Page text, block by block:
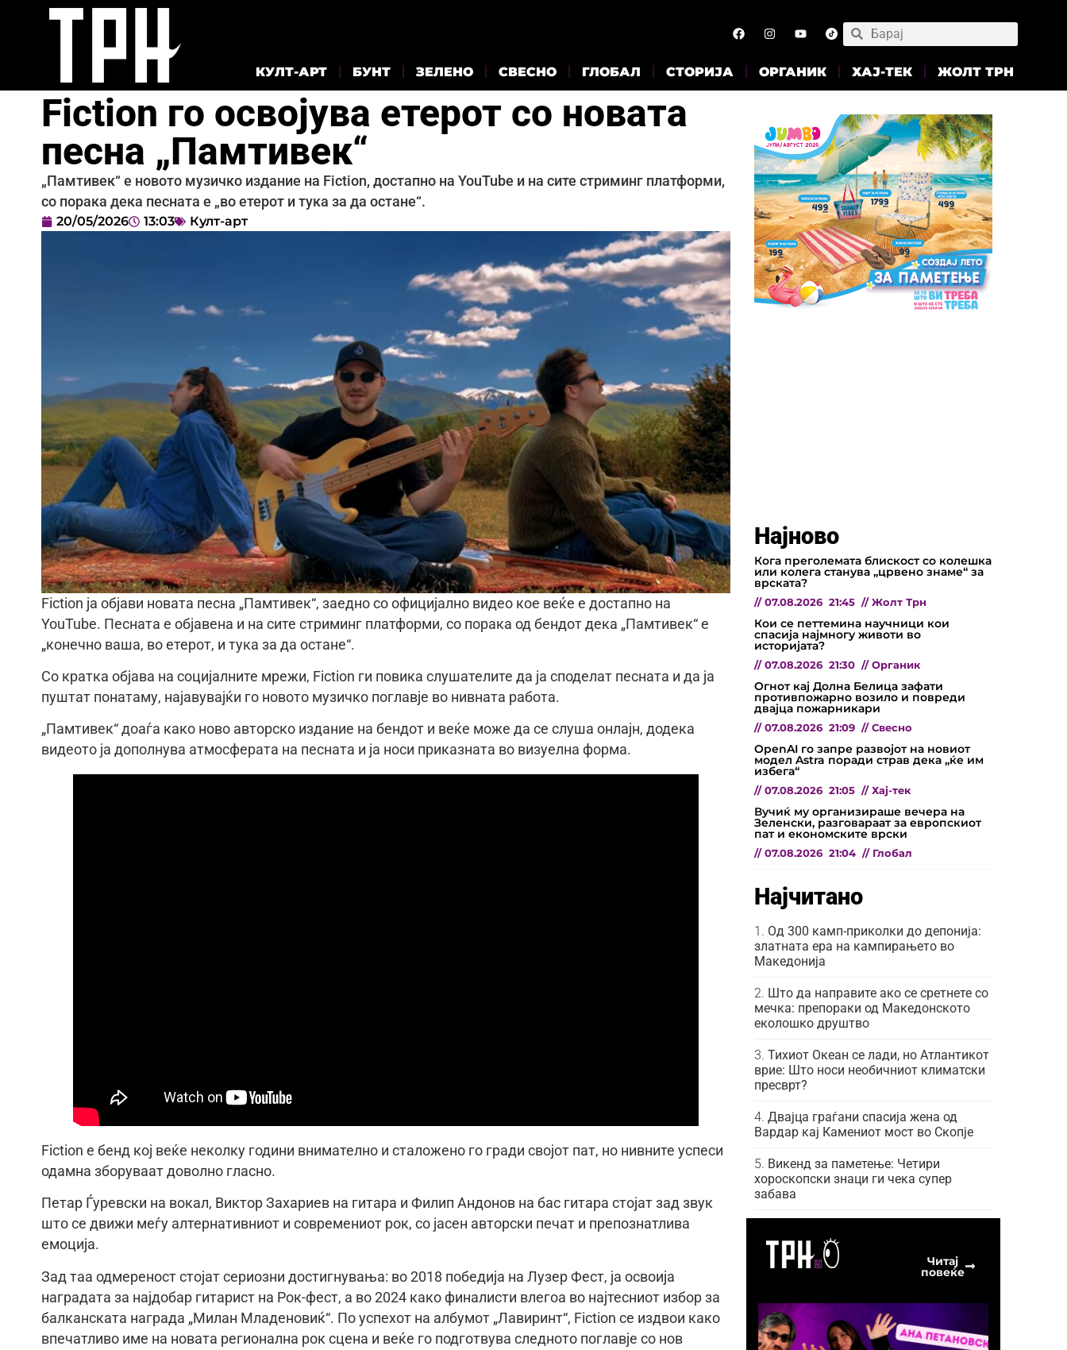
КУЛТ-АРТ БУНТ ЗЕЛЕНО СВЕСНО ГЛОБАЛ СТОРИЈА ОРГАНИК ХАЈ-ТЕК ЖОЛТ ТРН
Fiction го освојува етерот со новата
песна „Памтивек“
„Памтивек“ е новото музичко издание на Fiction, достапно на YouTube и на сите стриминг платформи,
со порака дека песната е „во етерот и тука за да остане“.
20/05/2026 13:03 Култ-арт
Fiction ја објави новата песна „Памтивек“, заедно со официјално видео кое веќе е достапно на
YouTube. Песната е објавена и на сите стриминг платформи, со порака од бендот дека „Памтивек“ е
„конечно ваша, во етерот, и тука за да остане“.
Со кратка објава на социјалните мрежи, Fiction ги повика слушателите да ја споделат песната и да ја
пуштат понатаму, најавувајќи го новото музичко поглавје во нивната работа.
„Памтивек“ доаѓа како ново авторско издание на бендот и веќе може да се слуша онлајн, додека
видеото ја дополнува атмосферата на песната и ја носи приказната во визуелна форма.
Fiction е бенд кој веќе неколку години внимателно и сталожено го гради својот пат, но нивните успеси
одамна зборуваат доволно гласно.
Петар Ѓуревски на вокал, Виктор Захариев на гитара и Филип Андонов на бас гитара стојат зад звук
што се движи меѓу алтернативниот и современиот рок, со јасен авторски печат и препознатлива
емоција.
Зад таа одмереност стојат сериозни достигнувања: во 2018 победија на Лузер Фест, ја освоија
наградата за најдобар гитарист на Рок-фест, а во 2024 како финалисти влегоа во најтесниот избор за
балканската награда „Милан Младеновиќ“. По успехот на албумот „Лавиринт“, Fiction се издвои како
впечатливо име на новата регионална рок сцена и веќе го подготвува следното поглавје со нов
Најново
Кога преголемата блискост со колешка
или колега станува „црвено знаме“ за
врската?
// 07.08.2026 21:45 // Жолт Трн
Кои се петтемина научници кои
спасија најмногу животи во
историјата?
// 07.08.2026 21:30 // Органик
Огнот кај Долна Белица зафати
противпожарно возило и повреди
двајца пожарникари
// 07.08.2026 21:09 // Свесно
OpenAI го запре развојот на новиот
модел Astra поради страв дека „ќе им
избега“
// 07.08.2026 21:05 // Хај-тек
Вучиќ му организираше вечера на
Зеленски, разговараат за европскиот
пат и економските врски
// 07.08.2026 21:04 // Глобал
Најчитано
Од 300 камп-приколки до депонија:
златната ера на кампирањето во
Македонија
Што да направите ако се сретнете со
мечка: препораки од Македонското
еколошко друштво
Тихиот Океан се лади, но Атлантикот
врие: Што носи необичниот климатски
пресврт?
Двајца граѓани спасија жена од
Вардар кај Камениот мост во Скопје
Викенд за паметење: Четири
хороскопски знаци ги чека супер
забава
Читај
повеќе